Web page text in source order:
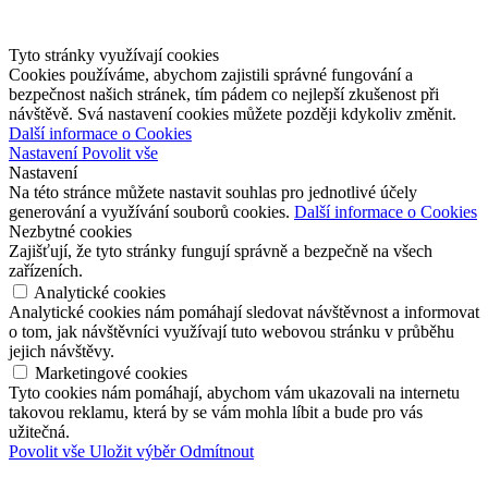
Tyto stránky využívají cookies
Cookies používáme, abychom zajistili správné fungování a
bezpečnost našich stránek, tím pádem co nejlepší zkušenost při
návštěvě. Svá nastavení cookies můžete později kdykoliv změnit.
Další informace o Cookies
NastaveníPovolit vše
Nastavení
Na této stránce můžete nastavit souhlas pro jednotlivé účely
generování a využívání souborů cookies. Další informace o Cookies
Nezbytné cookies
Zajišťují, že tyto stránky fungují správně a bezpečně na všech
zařízeních.
Analytické cookies
Analytické cookies nám pomáhají sledovat návštěvnost a informovat
o tom, jak návštěvníci využívají tuto webovou stránku v průběhu
jejich návštěvy.
Marketingové cookies
Tyto cookies nám pomáhají, abychom vám ukazovali na internetu
takovou reklamu, která by se vám mohla líbit a bude pro vás
užitečná.
Povolit vše Uložit výběrOdmítnout